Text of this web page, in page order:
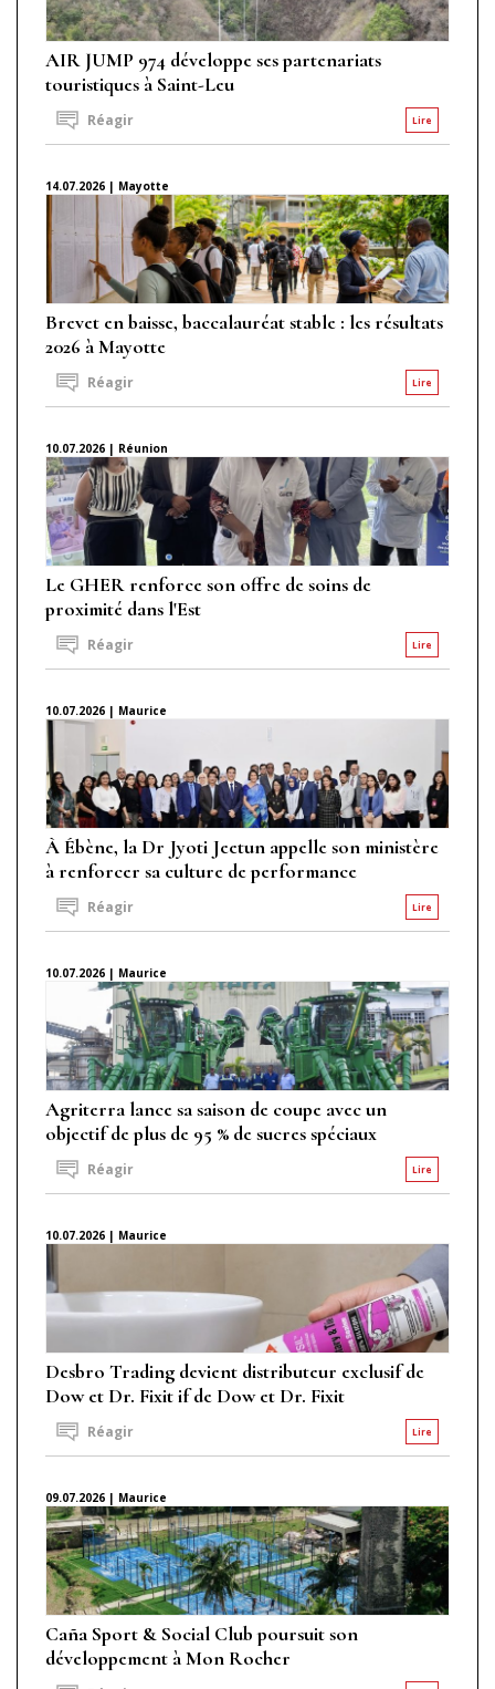
AIR JUMP 974 développe ses partenariats
touristiques à Saint-Leu
Lire
Réagir
14.07.2026 | Mayotte
Brevet en baisse, baccalauréat stable : les résultats
2026 à Mayotte
Lire
Réagir
10.07.2026 | Réunion
Le GHER renforce son offre de soins de
proximité dans l'Est
Lire
Réagir
10.07.2026 | Maurice
À Ébène, la Dr Jyoti Jeetun appelle son ministère
à renforcer sa culture de performance
Lire
Réagir
10.07.2026 | Maurice
Agriterra lance sa saison de coupe avec un
objectif de plus de 95 % de sucres spéciaux
Lire
Réagir
10.07.2026 | Maurice
Desbro Trading devient distributeur exclusif de
Dow et Dr. Fixit if de Dow et Dr. Fixit
Lire
Réagir
09.07.2026 | Maurice
Caña Sport & Social Club poursuit son
développement à Mon Rocher